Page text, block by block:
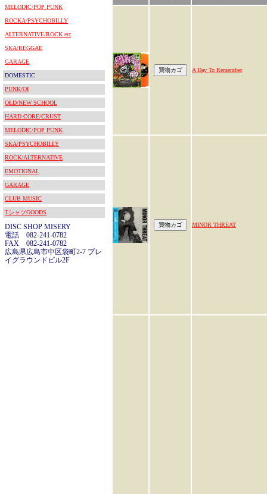
MELODIC/POP PUNK
ROCKA/PSYCHOBILLY
ALTERNATIVE/ROCK etc
SKA/REGGAE
GARAGE
DOMESTIC
PUNK/OI
OLD/NEW SCHOOL
HARD CORE/CRUST
MELODIC/POP PUNK
SKA/PSYCHOBILLY
ROCK/ALTERNATIVE
EMOTIONAL
GARAGE
CLUB MUSIC
TシャツGOODS
DISC SHOP MISERY
電話 082-241-0782
FAX 082-241-0782
広島県広島市中区袋町2-7 プレ
イグラウンドビル2F
A Day To Remember
MINOR THREAT